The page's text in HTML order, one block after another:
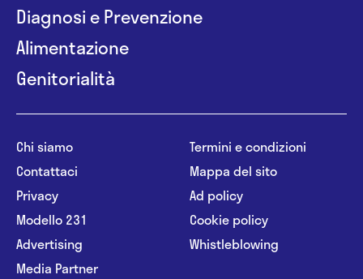
Diagnosi e Prevenzione
Alimentazione
Genitorialità
Chi siamo
Contattaci
Privacy
Modello 231
Advertising
Media Partner
Termini e condizioni
Mappa del sito
Ad policy
Cookie policy
Whistleblowing